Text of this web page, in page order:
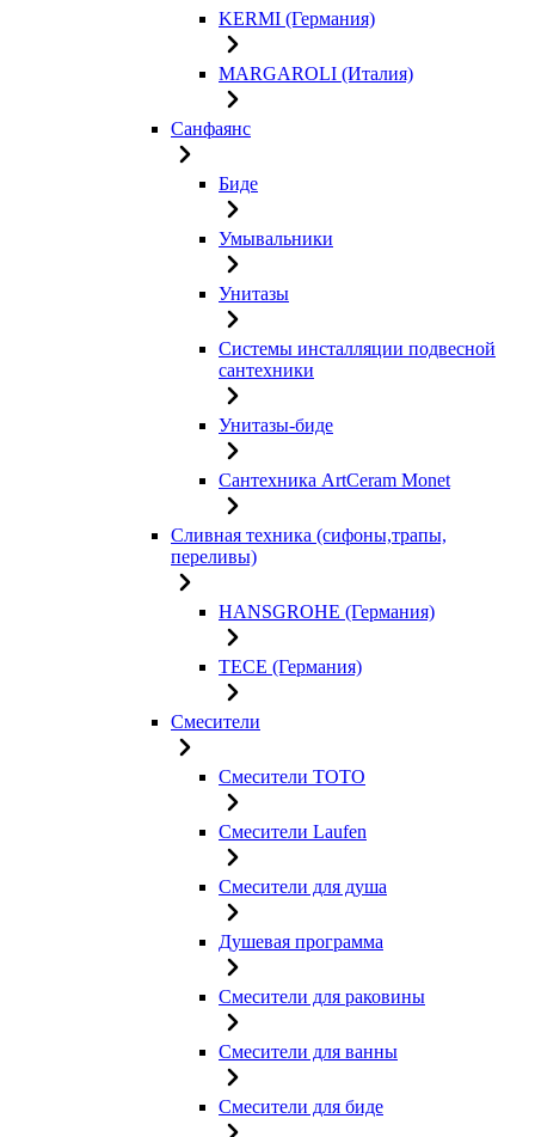
KERMI (Германия)
MARGAROLI (Италия)
Санфаянс
Биде
Умывальники
Унитазы
Системы инсталляции подвесной
сантехники
Унитазы-биде
Сантехника ArtCeram Monet
Сливная техника (сифоны,трапы,
переливы)
HANSGROHE (Германия)
TECE (Германия)
Смесители
Смесители TOTO
Смесители Laufen
Смесители для душа
Душевая программа
Смесители для раковины
Смесители для ванны
Смесители для биде